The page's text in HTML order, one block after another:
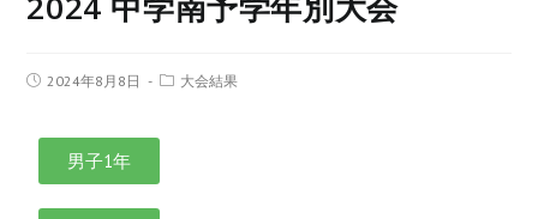
2024年8月8日 大会結果
男子1年